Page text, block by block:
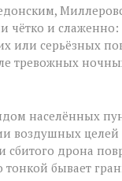
чётко и
или серьёзных
тревожных
населённых
воздушных целей
сбитого дрона
тонкой бывает